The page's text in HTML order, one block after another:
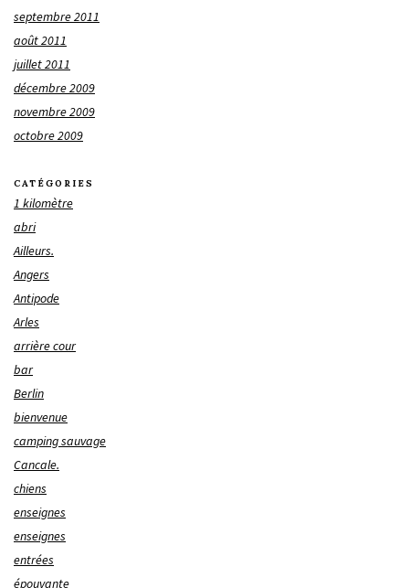
septembre 2011
août 2011
juillet 2011
décembre 2009
novembre 2009
octobre 2009
CATÉGORIES
1 kilomètre
abri
Ailleurs.
Angers
Antipode
Arles
arrière cour
bar
Berlin
bienvenue
camping sauvage
Cancale.
chiens
enseignes
enseignes
entrées
épouvante